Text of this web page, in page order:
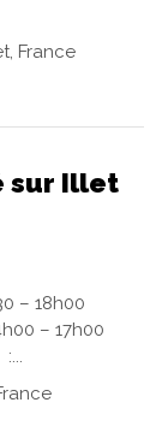
France
sur Illet
– 18h00
– 17h00